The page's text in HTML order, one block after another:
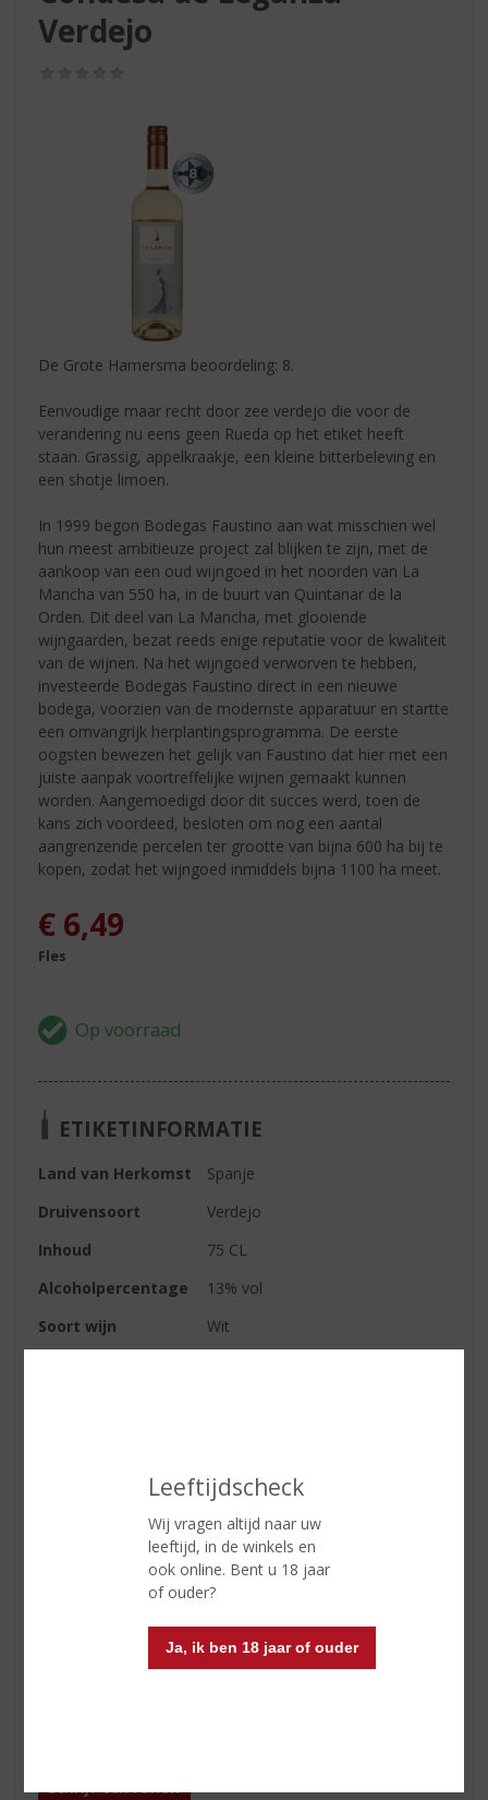
Leeftijdscheck
Wij vragen altijd naar uw
leeftijd, in de winkels en
ook online. Bent u 18 jaar
of ouder?
Ja, ik ben 18 jaar of ouder
Verdejo
De Grote Hamersma beoordeling: 8.
Eenvoudige maar recht door zee verdejo die voor de
verandering nu eens geen Rueda op het etiket heeft
staan. Grassig, appelkraakje, een kleine bitterbeleving en
een shotje limoen.
In 1999 begon Bodegas Faustino aan wat misschien wel
hun meest ambitieuze project zal blijken te zijn, met de
aankoop van een oud wijngoed in het noorden van La
Mancha van 550 ha, in de buurt van Quintanar de la
Orden. Dit deel van La Mancha, met glooiende
wijngaarden, bezat reeds enige reputatie voor de kwaliteit
van de wijnen. Na het wijngoed verworven te hebben,
investeerde Bodegas Faustino direct in een nieuwe
bodega, voorzien van de modernste apparatuur en startte
een omvangrijk herplantingsprogramma. De eerste
oogsten bewezen het gelijk van Faustino dat hier met een
juiste aanpak voortreffelijke wijnen gemaakt kunnen
worden. Aangemoedigd door dit succes werd, toen de
kans zich voordeed, besloten om nog een aantal
aangrenzende percelen ter grootte van bijna 600 ha bij te
kopen, zodat het wijngoed inmiddels bijna 1100 ha meet.
€ 6,49
Fles
ETIKETINFORMATIE
Land van Herkomst
Spanje
Druivensoort
Verdejo
Inhoud
75 CL
Alcoholpercentage
13% vol
Soort wijn
Wit
Soepele en frisse smaak, mooie
florale, kruidige impressies
Prima aperitief en maaltijdwijn bij
salades, vis en schaaldieren, wit
10 - 12 °C
Schrijf een review